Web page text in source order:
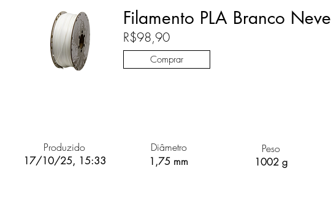
Filamento PLA Branco Neve
R$98,90
Comprar
Produzido
17/10/25, 15:33
Diâmetro
1,75 mm
Peso
1002 g